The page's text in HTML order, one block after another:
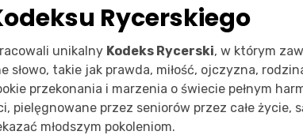
Rycerskiego
unikalny Kodeks Rycerski, w którym
słowo, takie jak prawda, miłość, ojczyzna,
przekonania i marzenia o świecie pełnym
pielęgnowane przez seniorów przez całe życie,
młodszym pokoleniom.